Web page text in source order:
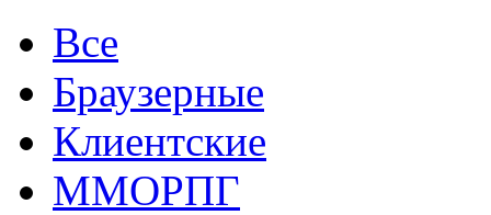
Все
Браузерные
Клиентские
ММОРПГ